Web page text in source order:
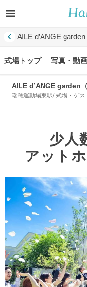
AILE d’ANGE
式場トップ 写真・動画
AILE d’ANGE garden
瑞穂運動場東駅/ 式場・ゲ
少人
アット